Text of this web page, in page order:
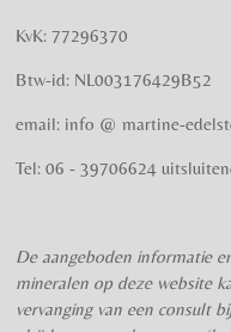
g
4
5
7
e
r
r
e
e
r
e
n
e
r
r
e
n
r
e
n
r
e
n
KvK: 77296370
Btw-id: NL003176429B52
email: info @ martine-
Tel: 06 - 39706624
De aangeboden informatie
mineralen op deze website
vervanging van een consult